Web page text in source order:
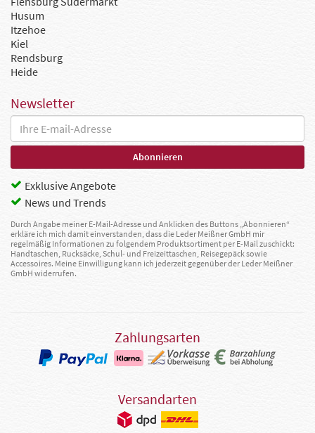
Husum
Itzehoe
Kiel
Rendsburg
Heide
Newsletter
Exklusive Angebote
News und Trends
Durch Angabe meiner E-Mail-Adresse und Anklicken des Buttons „Abonnieren“
erkläre ich mich damit einverstanden, dass die Leder Meißner GmbH mir
regelmäßig Informationen zu folgendem Produktsortiment per E-Mail zuschickt:
Handtaschen, Rucksäcke, Schul- und Freizeittaschen, Reisegepäck sowie
Accessoires. Meine Einwilligung kann ich jederzeit gegenüber der Leder Meißner
GmbH widerrufen.
Zahlungsarten
Versandarten